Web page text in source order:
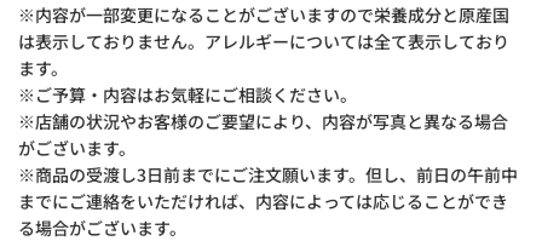
※内容が一部変更になることがございますので栄養成分と原産国
は表示しておりません。アレルギーについては全て表示しており
ます。
※ご予算・内容はお気軽にご相談ください。
※店舗の状況やお客様のご要望により、内容が写真と異なる場合
がございます。
※商品の受渡し3日前までにご注文願います。但し、前日の午前中
までにご連絡をいただければ、内容によっては応じることができ
る場合がございます。